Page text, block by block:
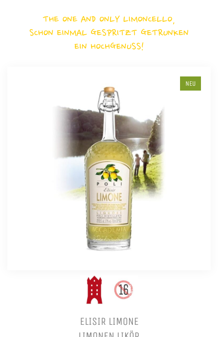
THE ONE AND ONLY LIMONCELLO,
SCHON EINMAL GESPRITZT GETRUNKEN
EIN HOCHGENUSS!
NEU
ELISIR LIMONE